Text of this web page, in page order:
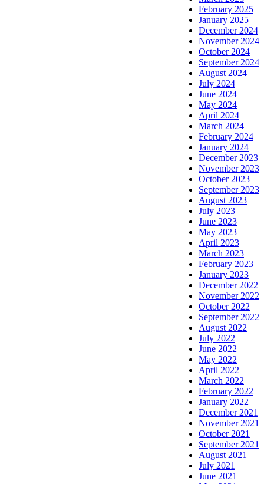
February 2025
January 2025
December 2024
November 2024
October 2024
September 2024
August 2024
July 2024
June 2024
May 2024
April 2024
March 2024
February 2024
January 2024
December 2023
November 2023
October 2023
September 2023
August 2023
July 2023
June 2023
May 2023
April 2023
March 2023
February 2023
January 2023
December 2022
November 2022
October 2022
September 2022
August 2022
July 2022
June 2022
May 2022
April 2022
March 2022
February 2022
January 2022
December 2021
November 2021
October 2021
September 2021
August 2021
July 2021
June 2021